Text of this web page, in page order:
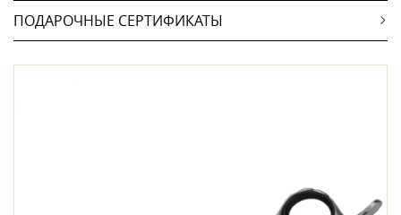
ПОДАРОЧНЫЕ СЕРТИФИКАТЫ